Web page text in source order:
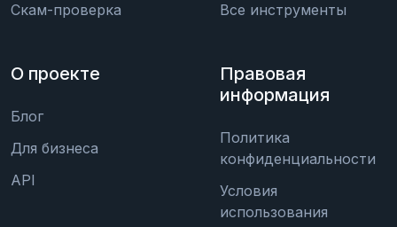
Скам-проверка
Все инструменты
О проекте
Блог
Для бизнеса
API
Правовая
информация
Политика
конфиденциальности
Условия
использования